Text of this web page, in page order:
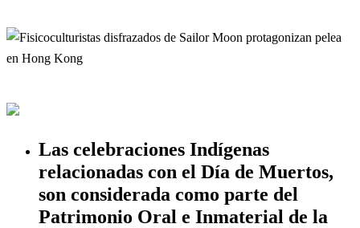
Las celebraciones Indígenas
relacionadas con el Día de Muertos,
son considerada como parte del
Patrimonio Oral e Inmaterial de la